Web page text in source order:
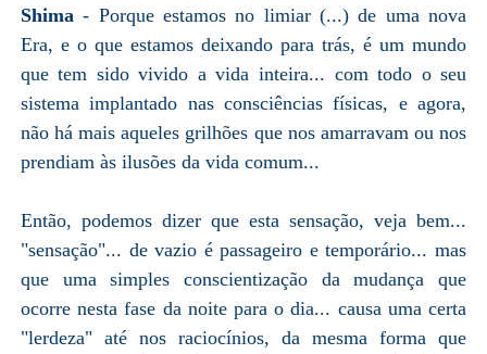
Shima - Porque estamos no limiar (...) de uma nova
Era, e o que estamos deixando para trás, é um mundo
que tem sido vivido a vida inteira... com todo o seu
sistema implantado nas consciências físicas, e agora,
não há mais aqueles grilhões que nos amarravam ou nos
prendiam às ilusões da vida comum...
Então, podemos dizer que esta sensação, veja bem...
"sensação"... de vazio é passageiro e temporário... mas
que uma simples conscientização da mudança que
ocorre nesta fase da noite para o dia... causa uma certa
"lerdeza" até nos raciocínios, da mesma forma que